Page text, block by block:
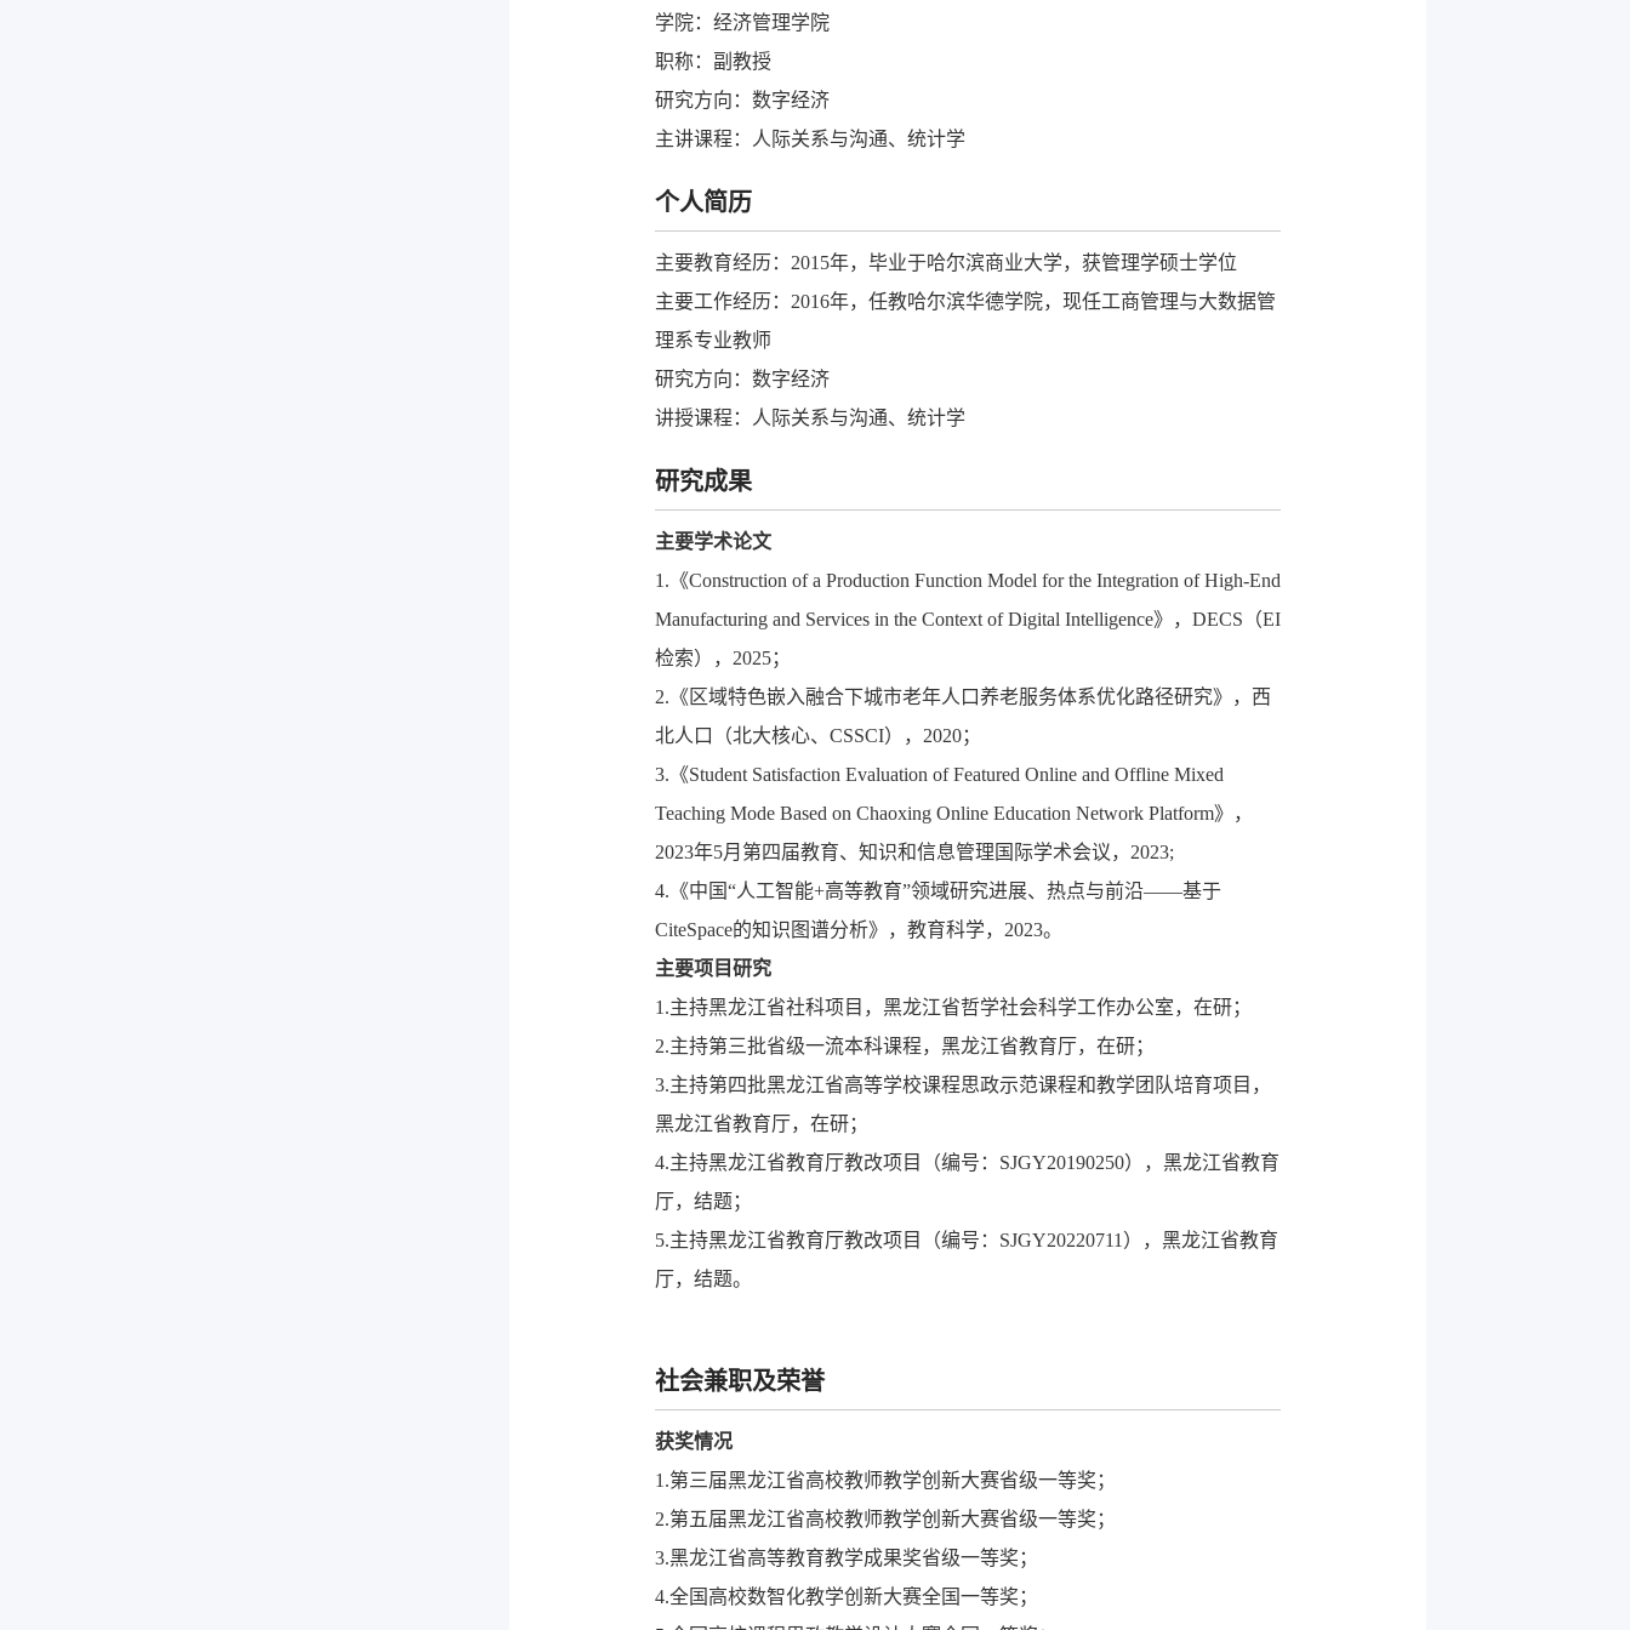
学院：经济管理学院
职称：副教授
研究方向：数字经济
主讲课程：人际关系与沟通、统计学
个人简历
主要教育经历：2015年，毕业于哈尔滨商业大学，获管理学硕士学位
主要工作经历：2016年，任教哈尔滨华德学院，现任工商管理与大数据管
理系专业教师
研究方向：数字经济
讲授课程：人际关系与沟通、统计学
研究成果
主要学术论文
1.《Construction of a Production Function Model for the Integration of High-End
Manufacturing and Services in the Context of Digital Intelligence》，DECS（EI
检索），2025；
2.《区域特色嵌入融合下城市老年人口养老服务体系优化路径研究》，西
北人口（北大核心、CSSCI），2020；
3.《Student Satisfaction Evaluation of Featured Online and Offline Mixed
Teaching Mode Based on Chaoxing Online Education Network Platform》，
2023年5月第四届教育、知识和信息管理国际学术会议，2023;
4.《中国“人工智能+高等教育”领域研究进展、热点与前沿——基于
CiteSpace的知识图谱分析》，教育科学，2023。
主要项目研究
1.主持黑龙江省社科项目，黑龙江省哲学社会科学工作办公室，在研；
2.主持第三批省级一流本科课程，黑龙江省教育厅，在研；
3.主持第四批黑龙江省高等学校课程思政示范课程和教学团队培育项目，
黑龙江省教育厅，在研；
4.主持黑龙江省教育厅教改项目（编号：SJGY20190250），黑龙江省教育
厅，结题；
5.主持黑龙江省教育厅教改项目（编号：SJGY20220711），黑龙江省教育
厅，结题。
社会兼职及荣誉
获奖情况
1.第三届黑龙江省高校教师教学创新大赛省级一等奖；
2.第五届黑龙江省高校教师教学创新大赛省级一等奖；
3.黑龙江省高等教育教学成果奖省级一等奖；
4.全国高校数智化教学创新大赛全国一等奖；